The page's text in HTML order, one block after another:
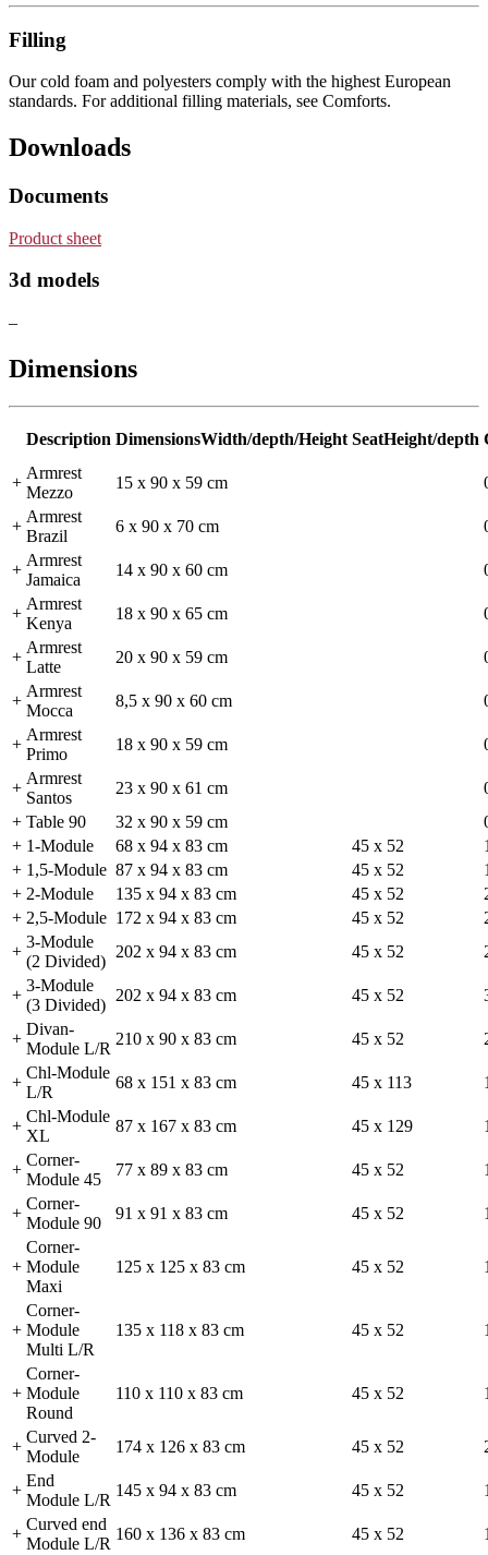
Filling
Our cold foam and polyesters comply with the highest European
standards. For additional filling materials, see Comforts.
Downloads
Documents
Product sheet
3d models
–
Dimensions
Description DimensionsWidth/depth/Height SeatHeight/depth
+
Armrest
Mezzo
15 x 90 x 59 cm
+
Armrest
Brazil
6 x 90 x 70 cm
+
Armrest
Jamaica
14 x 90 x 60 cm
+
Armrest
Kenya
18 x 90 x 65 cm
+
Armrest
Latte
20 x 90 x 59 cm
+
Armrest
Mocca
8,5 x 90 x 60 cm
+
Armrest
Primo
18 x 90 x 59 cm
+
Armrest
Santos
23 x 90 x 61 cm
+ Table 90 32 x 90 x 59 cm
+ 1-Module 68 x 94 x 83 cm 45 x 52
+ 1,5-Module 87 x 94 x 83 cm 45 x 52
+ 2-Module 135 x 94 x 83 cm 45 x 52
+ 2,5-Module 172 x 94 x 83 cm 45 x 52
+
3-Module
(2 Divided)
202 x 94 x 83 cm 45 x 52
+
3-Module
(3 Divided)
202 x 94 x 83 cm 45 x 52
+
Divan-
Module L/R
210 x 90 x 83 cm 45 x 52
+
Chl-Module
L/R
68 x 151 x 83 cm 45 x 113
+
Chl-Module
XL
87 x 167 x 83 cm 45 x 129
+
Corner-
Module 45
77 x 89 x 83 cm 45 x 52
+
Corner-
Module 90
91 x 91 x 83 cm 45 x 52
+
Corner-
Module
Maxi
125 x 125 x 83 cm 45 x 52
+
Corner-
Module
Multi L/R
135 x 118 x 83 cm 45 x 52
+
Corner-
Module
Round
110 x 110 x 83 cm 45 x 52
+
Curved 2-
Module
174 x 126 x 83 cm 45 x 52
+
End
Module L/R
145 x 94 x 83 cm 45 x 52
+
Curved end
Module L/R
160 x 136 x 83 cm 45 x 52